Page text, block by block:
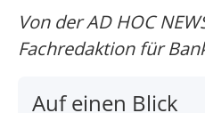
Von der AD HOC
Fachredaktion für
Auf einen Blick